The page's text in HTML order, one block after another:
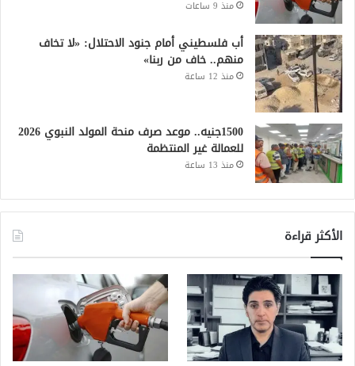
منذ 9 ساعات
أب فلسطيني أمام جنود الاحتلال: «لا تخاف
منهم.. خاف من ربنا»
منذ 12 ساعة
1500جنيه.. موعد صرف منحة المولد النبوي 2026
للعمالة غير المنتظمة
منذ 13 ساعة
الأكثر قراءة